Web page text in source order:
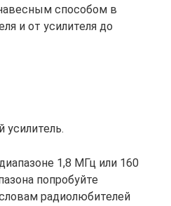
способом в
и от усилителя до
1,8 МГц или 160
попробуйте
радиолюбителей